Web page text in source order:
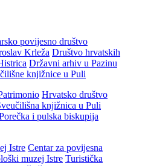
povijesno društvo
Krleža Društvo hrvatskih
Državni arhiv u Pazinu
knjižnice u Puli
Hrvatsko društvo
knjižnica u Puli
i pulska biskupija
Istre Centar za povijesna
muzej Istre Turistička